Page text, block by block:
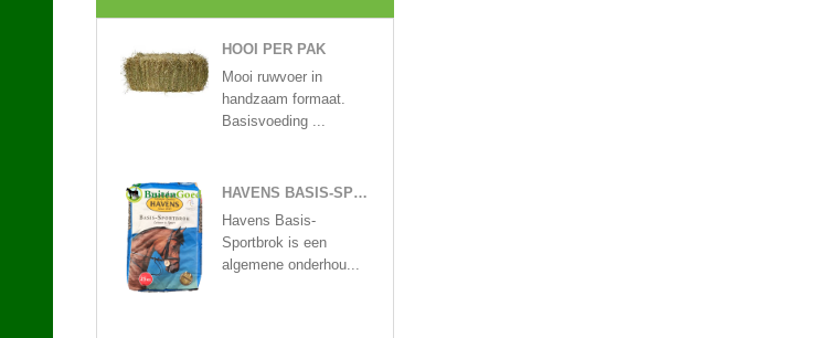
HOOI PER PAK
Mooi ruwvoer in
handzaam formaat.
Basisvoeding ...
HAVENS BASIS-SPORTBROK 25KG
Havens Basis-
Sportbrok is een
algemene onderhou...